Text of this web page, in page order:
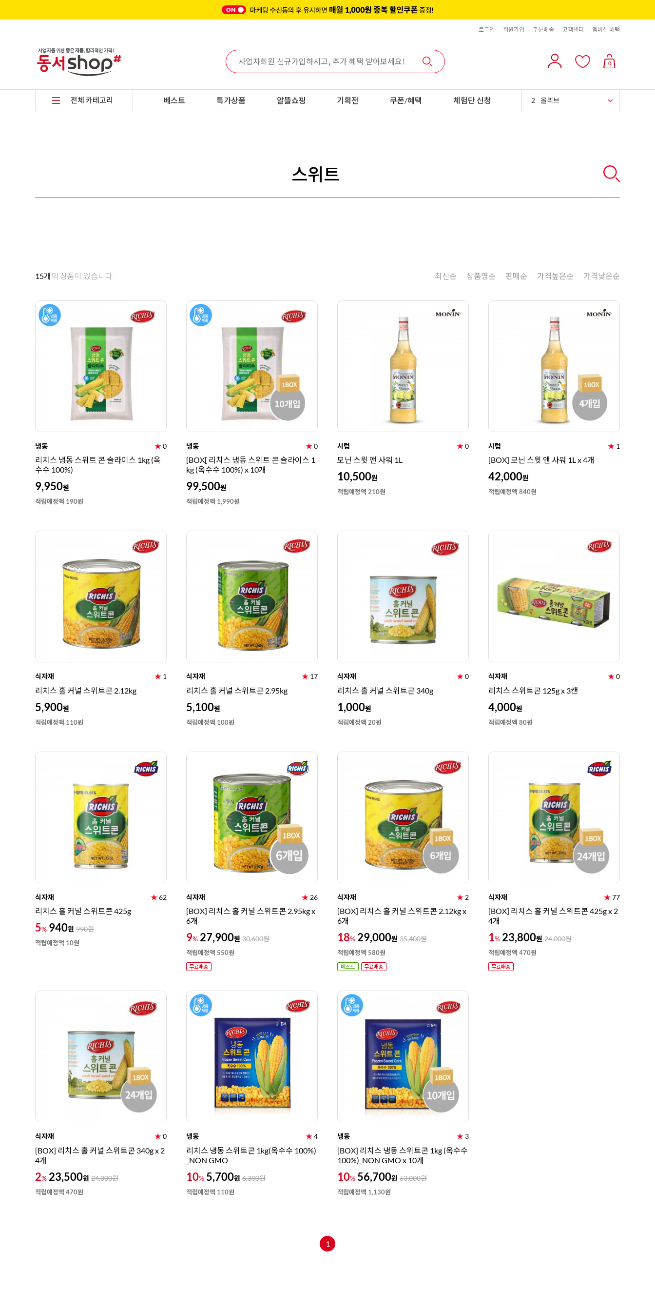
로그인 회원가입 주문배송 고객센터 멤버십 혜택
0
전체 카테고리 베스트 특가상품 알뜰쇼핑 기획전 쿠폰/혜택 체험단 신청
리치스 올리브
2 올리브
15개의 상품이 있습니다. 최신순 상품명순 판매순 가격높은순 가격낮은순
냉동 ★0
리치스 냉동 스위트 콘 슬라이스 1kg (옥
수수 100%)
9,950원
적립예정액 190원
냉동 ★0
[BOX[ 리치스 냉동 스위트 콘 슬라이스 1
kg (옥수수 100%) x 10개
99,500원
적립예정액 1,990원
시럽 ★0
모닌 스윗 앤 사워 1L
10,500원
적립예정액 210원
시럽 ★ 1
[BOX] 모닌 스윗 앤 사워 1L x 4개
42,000원
적립예정액 840원
식자재 ★ 1
리치스 홀 커널 스위트콘 2.12kg
5,900원
적립예정액 110원
식자재 ★ 17
리치스 홀 커널 스위트콘 2.95kg
5,100원
적립예정액 100원
식자재 ★0
리치스 홀 커널 스위트콘 340g
1,000원
적립예정액 20원
식자재 ★0
리치스 스위트콘 125g x 3캔
4,000원
적립예정액 80원
식자재 ★62
리치스 홀 커널 스위트콘 425g
5% 940원 990원
적립예정액 10원
식자재 ★ 26
[BOX] 리치스 홀 커널 스위트콘 2.95kg x
6개
9% 27,900원 30,600원
적립예정액 550원
식자재 ★ 2
[BOX] 리치스 홀 커널 스위트콘 2.12kg x
6개
18% 29,000원 35,400원
적립예정액 580원
식자재 ★77
[BOX] 리치스 홀 커널 스위트콘 425g x 2
4개
1% 23,800원 24,000원
적립예정액 470원
식자재 ★0
[BOX] 리치스 홀 커널 스위트콘 340g x 2
4개
2% 23,500원 24,000원
적립예정액 470원
냉동 ★4
리치스 냉동 스위트콘 1kg(옥수수 100%)
_NON GMO
10% 5,700원 6,300원
적립예정액 110원
냉동 ★ 3
[BOX] 리치스 냉동 스위트콘 1kg (옥수수
100%)_NON GMO x 10개
10% 56,700원 63,000원
적립예정액 1,130원
1